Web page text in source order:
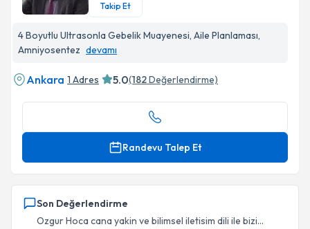
Takip Et
4 Boyutlu Ultrasonla Gebelik Muayenesi, Aile Planlaması,
Amniyosentez devamı
Ankara 1 Adres 5.0(182Değerlendirme)
Randevu Talep Et
Son Değerlendirme
Ozgur Hoca cana yakin ve bilimsel iletisim dili ile bizi...